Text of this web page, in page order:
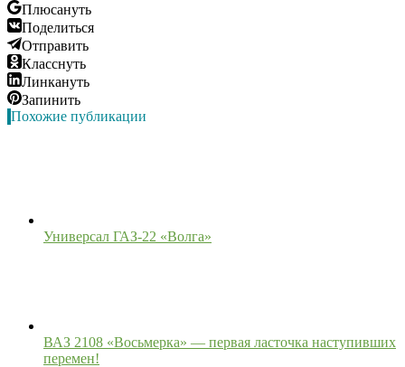
Плюсануть
Поделиться
Отправить
Класснуть
Линкануть
Запинить
Похожие публикации
Универсал ГАЗ-22 «Волга»
ВАЗ 2108 «Восьмерка» — первая ласточка наступивших
перемен!